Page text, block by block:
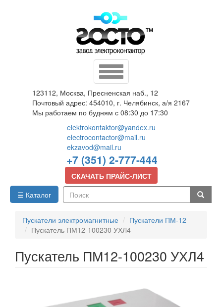
Toggle
navigation
123112, Москва, Пресненская наб., 12
Почтовый адрес: 454010, г. Челябинск, а/я 2167
Мы работаем по будням с 08:30 до 17:30
elektrokontaktor@yandex.ru
electrocontactor@mail.ru
ekzavod@mail.ru
+7 (351) 2-777-444
СКАЧАТЬ ПРАЙС-ЛИСТ
☰ Каталог
Пускатели электромагнитные
Пускатели ПМ-12
Пускатель ПМ12-100230 УХЛ4
Пускатель ПМ12-100230 УХЛ4